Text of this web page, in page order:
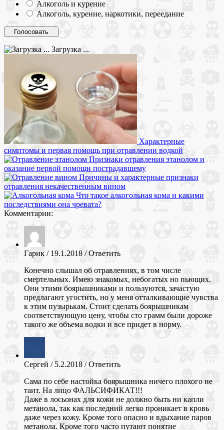
Алкоголь и курение
Алкоголь, курение, наркотики, переедание
Загрузка ...
Характерные
симптомы и первая помощь при отравлении водкой
Признаки отравления этанолом и
оказание первой помощи пострадавшему
Причины и характерные признаки
отравления некачественным вином
Что такое алкогольная кома и какими
последствиями она чревата?
Комментарии:
Гарик / 19.1.2018 /Ответить
Конечно слышал об отравлениях, в том числе
смертельных. Имею знакомых, небогатых но пьющих.
Они этими боярышниками и пользуются, зачастую
предлагают угостить, но у меня отталкивающие чувства
к этим пузырькам. Стоит сделать боярышникам
соответствующую цену, чтобы сто грамм были дороже
такого же объема водки и все придет в норму.
Сергей / 5.2.2018 /Ответить
Сама по себе настойка боярышника ничего плохого не
таит. На лицо ФАЛЬСИФИКАТ!!!
Даже в лосьонах для кожи не должно быть ни капли
метанола, так как последний легко проникает в кровь
даже через кожу. Кроме того опасно и вдыхание паров
метанола. Кроме того часто путают понятие